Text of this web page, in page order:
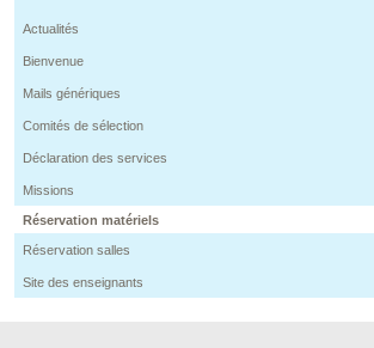
Actualités
Bienvenue
Mails génériques
Comités de sélection
Déclaration des services
Missions
Réservation matériels
Réservation salles
Site des enseignants